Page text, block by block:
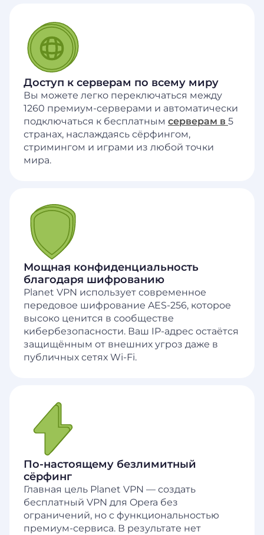
Доступ к серверам по всему миру
Вы можете легко переключаться между
1260 премиум-серверами и автоматически
подключаться к бесплатным серверам в 5
странах, наслаждаясь сёрфингом,
стримингом и играми из любой точки
мира.
Мощная конфиденциальность
благодаря шифрованию
Planet VPN использует современное
передовое шифрование AES-256, которое
высоко ценится в сообществе
кибербезопасности. Ваш IP-адрес остаётся
защищённым от внешних угроз даже в
публичных сетях Wi-Fi.
По-настоящему безлимитный
сёрфинг
Главная цель Planet VPN — создать
бесплатный VPN для Opera без
ограничений, но с функциональностью
премиум-сервиса. В результате нет